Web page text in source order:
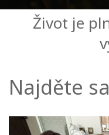
Access
Bars
Kurzy
Život je
Najděte